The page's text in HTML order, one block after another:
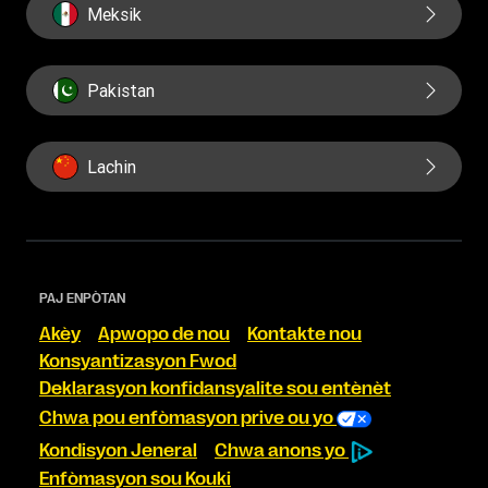
Meksik
Pakistan
Lachin
PAJ ENPÒTAN
Akèy Apwopo de nou
Kontakte nou
Konsyantizasyon Fwod
Deklarasyon konfidansyalite sou entènèt
Chwa pou enfòmasyon prive ou yo
Kondisyon Jeneral
Chwa anons yo
Enfòmasyon sou Kouki